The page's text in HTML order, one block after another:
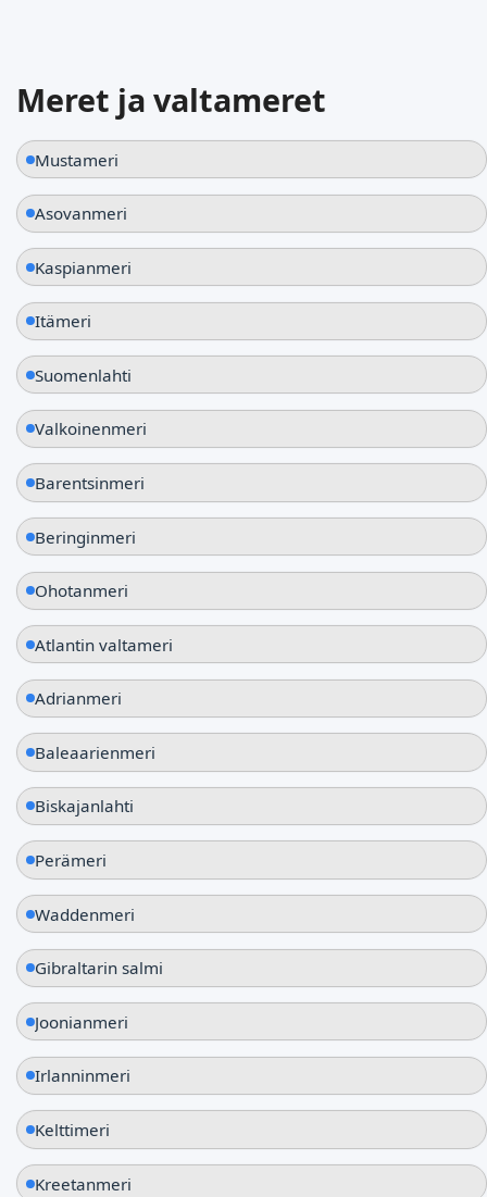
Meret ja valtameret
Mustameri
Asovanmeri
Kaspianmeri
Itämeri
Suomenlahti
Valkoinenmeri
Barentsinmeri
Beringinmeri
Ohotanmeri
Atlantin valtameri
Adrianmeri
Baleaarienmeri
Biskajanlahti
Perämeri
Waddenmeri
Gibraltarin salmi
Joonianmeri
Irlanninmeri
Kelttimeri
Kreetanmeri